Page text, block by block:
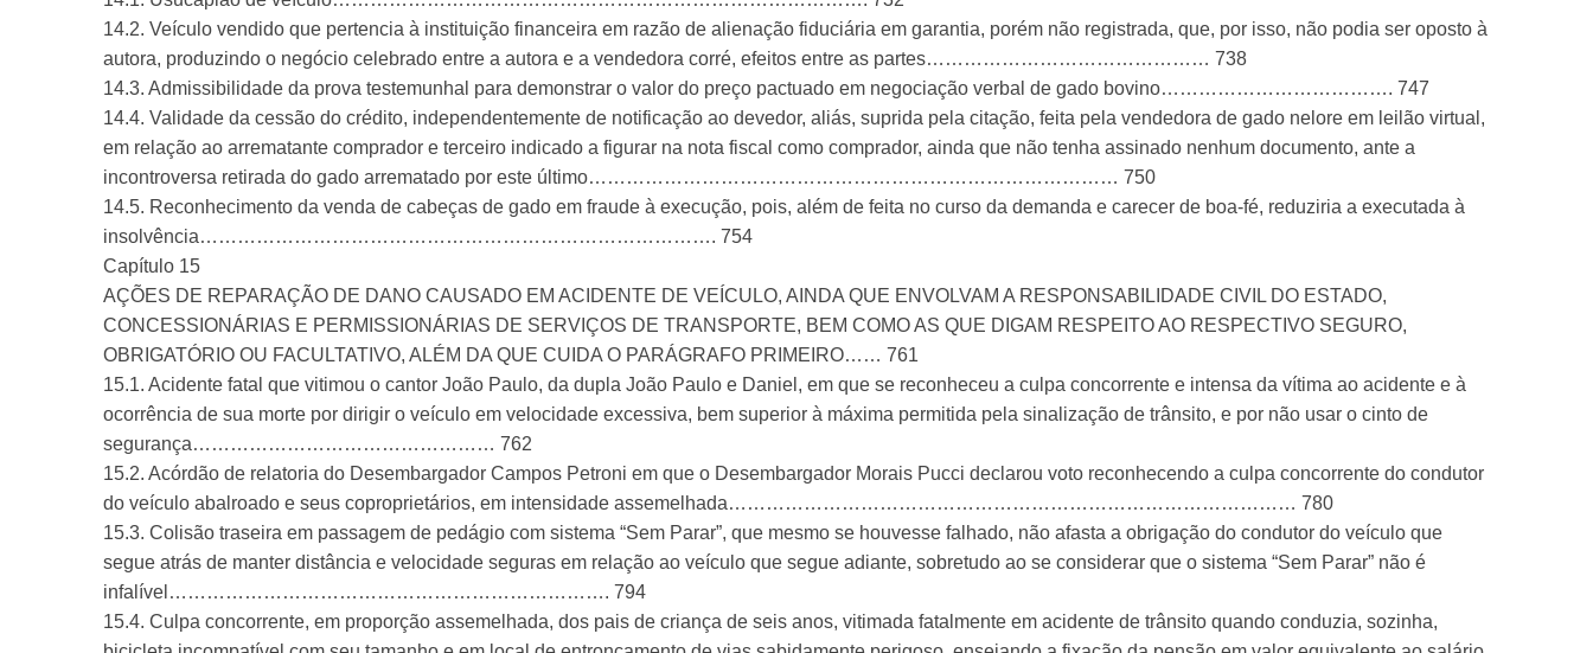
14.2. Veículo vendido que pertencia à instituição financeira em razão de alienação fiduciária em garantia, porém não registrada, que, por isso, não podia ser oposto à
autora, produzindo o negócio celebrado entre a autora e a vendedora corré, efeitos entre as partes……………………………………… 738
14.3. Admissibilidade da prova testemunhal para demonstrar o valor do preço pactuado em negociação verbal de gado bovino………………………………. 747
14.4. Validade da cessão do crédito, independentemente de notificação ao devedor, aliás, suprida pela citação, feita pela vendedora de gado nelore em leilão virtual,
em relação ao arrematante comprador e terceiro indicado a figurar na nota fiscal como comprador, ainda que não tenha assinado nenhum documento, ante a
incontroversa retirada do gado arrematado por este último………………………………………………………………………… 750
14.5. Reconhecimento da venda de cabeças de gado em fraude à execução, pois, além de feita no curso da demanda e carecer de boa-fé, reduziria a executada à
insolvência………………………………………………………………………. 754
Capítulo 15
AÇÕES DE REPARAÇÃO DE DANO CAUSADO EM ACIDENTE DE VEÍCULO, AINDA QUE ENVOLVAM A RESPONSABILIDADE CIVIL DO ESTADO,
CONCESSIONÁRIAS E PERMISSIONÁRIAS DE SERVIÇOS DE TRANSPORTE, BEM COMO AS QUE DIGAM RESPEITO AO RESPECTIVO SEGURO,
OBRIGATÓRIO OU FACULTATIVO, ALÉM DA QUE CUIDA O PARÁGRAFO PRIMEIRO…… 761
15.1. Acidente fatal que vitimou o cantor João Paulo, da dupla João Paulo e Daniel, em que se reconheceu a culpa concorrente e intensa da vítima ao acidente e à
ocorrência de sua morte por dirigir o veículo em velocidade excessiva, bem superior à máxima permitida pela sinalização de trânsito, e por não usar o cinto de
segurança………………………………………… 762
15.2. Acórdão de relatoria do Desembargador Campos Petroni em que o Desembargador Morais Pucci declarou voto reconhecendo a culpa concorrente do condutor
do veículo abalroado e seus coproprietários, em intensidade assemelhada……………………………………………………………………………… 780
15.3. Colisão traseira em passagem de pedágio com sistema “Sem Parar”, que mesmo se houvesse falhado, não afasta a obrigação do condutor do veículo que
segue atrás de manter distância e velocidade seguras em relação ao veículo que segue adiante, sobretudo ao se considerar que o sistema “Sem Parar” não é
infalível……………………………………………………………. 794
15.4. Culpa concorrente, em proporção assemelhada, dos pais de criança de seis anos, vitimada fatalmente em acidente de trânsito quando conduzia, sozinha,